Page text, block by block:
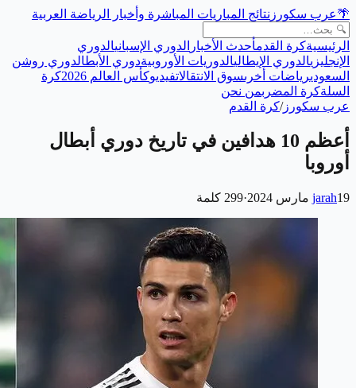
🌴عرب سكورز نتائج المباريات المباشرة وأخبار الرياضة العربية
الرئيسيةكرة القدمأحدث الأخبار الدوري الإسبانيالدوري
الإنجليزيالدوري الإيطاليالدوريات الأوروبيةدوري الأبطالدوري روشن
السعوديرياضات أخرىسوق الانتقالاتفيديوكأس العالم 2026
كرة
السلةكرة المضربمن نحن
عرب سكورز/كرة القدم
أعظم 10 هدافين في تاريخ دوري أبطال
أوروبا
jarah19 مارس 2024 ·
299 كلمة